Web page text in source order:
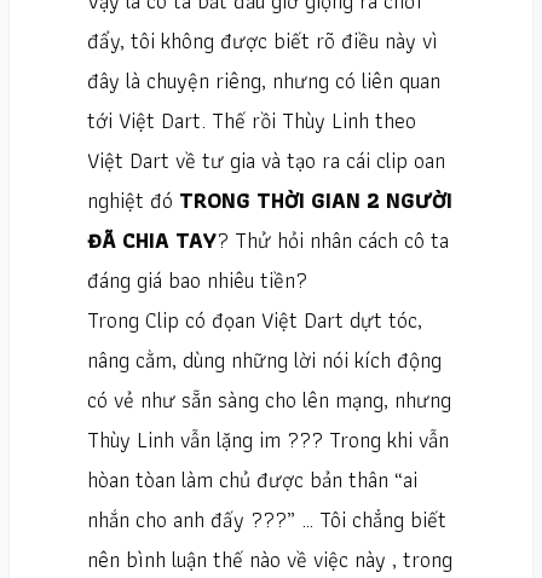
đẩy, tôi không được biết rõ điều này vì
đây là chuyện riêng, nhưng có liên quan
tới Việt Dart. Thế rồi Thùy Linh theo
Việt Dart về tư gia và tạo ra cái clip oan
nghiệt đó TRONG THỜI GIAN 2 NGƯỜI
ĐÃ CHIA TAY? Thử hỏi nhân cách cô ta
đáng giá bao nhiêu tiền?
Trong Clip có đọan Việt Dart dựt tóc,
nâng cằm, dùng những lời nói kích động
có vẻ như sẵn sàng cho lên mạng, nhưng
Thùy Linh vẫn lặng im ??? Trong khi vẫn
hòan tòan làm chủ được bản thân “ai
nhắn cho anh đấy ???” … Tôi chẳng biết
nên bình luận thế nào về việc này , trong